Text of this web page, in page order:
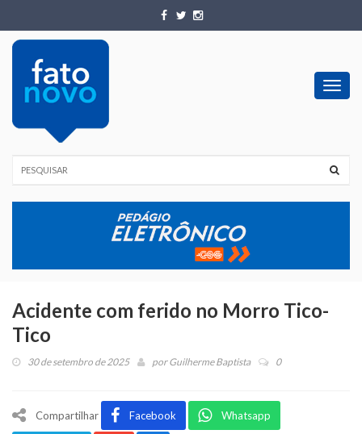
Acidente com ferido no Morro Tico-
Tico
30 de setembro de 2025 porGuilherme Baptista 0
Compartilhar Facebook Whatsapp